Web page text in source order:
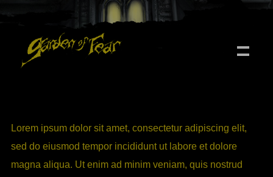
Lorem ipsum dolor sit amet, consectetur adipiscing elit,
sed do eiusmod tempor incididunt ut labore et dolore
magna aliqua. Ut enim ad minim veniam, quis nostrud